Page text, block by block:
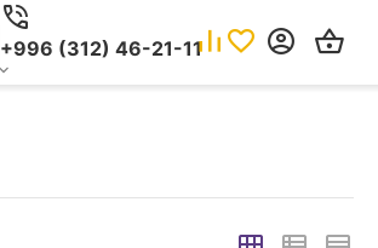
+996 (312) 46-21-11